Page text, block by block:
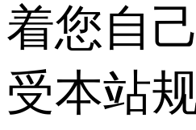
着您自
受本站